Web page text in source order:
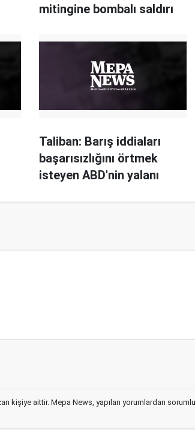
mitingine bombalı saldırı
Taliban: Barış iddiaları
başarısızlığını örtmek
isteyen ABD'nin yalanı
kişiye aittir. Mepa News, yapılan yorumlardan